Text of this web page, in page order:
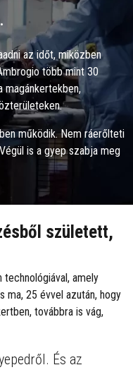
az időt, miközben
több mint 30
magánkertekben,
működik. Nem ráerőlteti
is a gyep szabja meg
született,
amely
ma, 25 évvel azután, hogy
továbbra is vág,
És az